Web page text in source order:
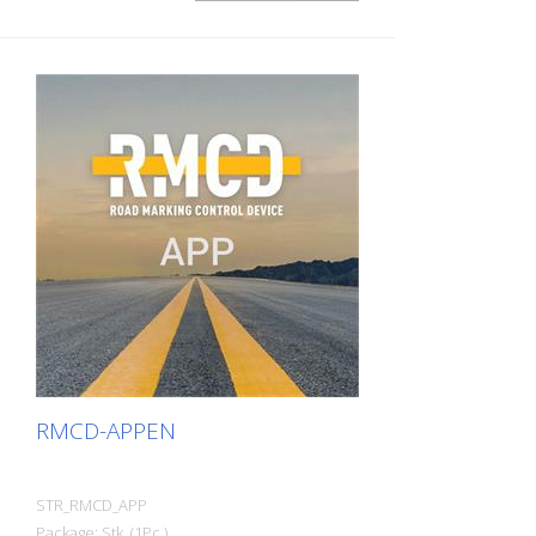
RMCD er også tilgængelig som private
som producent af mærkningsmaskiner
eller forhandler
RMCD-APPEN
STR_RMCD_APP